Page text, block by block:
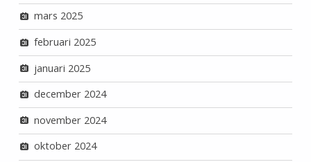
mars 2025
februari 2025
januari 2025
december 2024
november 2024
oktober 2024